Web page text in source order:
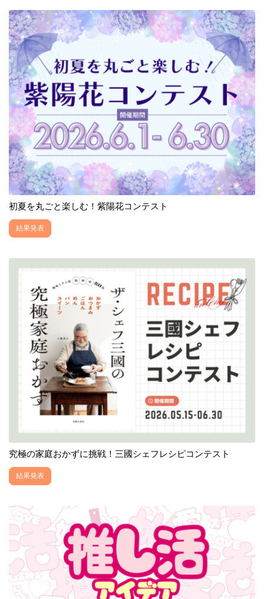
初夏を丸ごと楽しむ！紫陽花コンテスト
結果発表
究極の家庭おかずに挑戦！三國シェフレシピコンテスト
結果発表